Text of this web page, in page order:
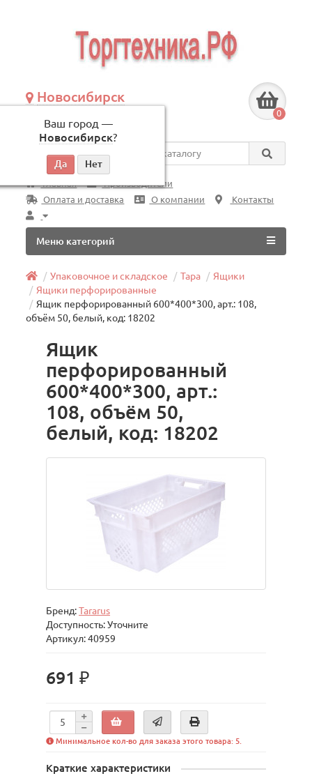
Новосибирск
Ваш город —
Новосибирск?
по будням, с 09:00 до 18:00
0
Везде
Главная
Производители
Оплата и доставка
О компании Контакты
Меню категорий
Упаковочное и складское Тара
Ящики
Ящики перфорированные
Ящик перфорированный 600*400*300, арт.: 108,
объём 50, белый, код: 18202
Ящик
перфорированный
600*400*300, арт.:
108, объём 50,
белый, код: 18202
Бренд:Tararus
Доступность: Уточните
Артикул: 40959
691 ₽
Минимальное кол-во для заказа этого товара: 5.
Краткие характеристики